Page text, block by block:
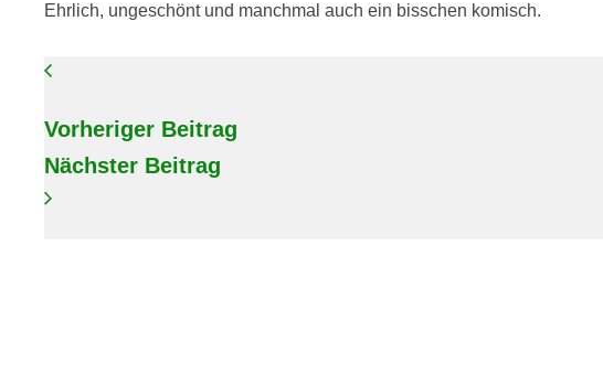
Ehrlich, ungeschönt und manchmal auch ein bisschen komisch.
Vorheriger Beitrag
Nächster Beitrag